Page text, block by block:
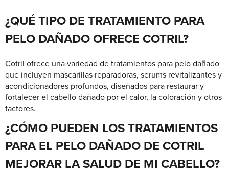
¿QUÉ TIPO DE TRATAMIENTO PARA
PELO DAÑADO OFRECE COTRIL?
Cotril ofrece una variedad de tratamientos para pelo dañado
que incluyen mascarillas reparadoras, serums revitalizantes y
acondicionadores profundos, diseñados para restaurar y
fortalecer el cabello dañado por el calor, la coloración y otros
factores.
¿CÓMO PUEDEN LOS TRATAMIENTOS
PARA EL PELO DAÑADO DE COTRIL
MEJORAR LA SALUD DE MI CABELLO?